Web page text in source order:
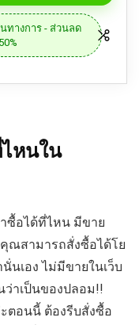
นทางการ - ส่วนลด
50%
หนใน
ซื้อได้ที่ไหน มีขาย
ณสามารถสั่งซื้อได้โย
นเอง ไม่มีขายในเว็บ
าเป็นของปลอม!!
ตอนนี้ ต้องรีบสั่งซื้อ